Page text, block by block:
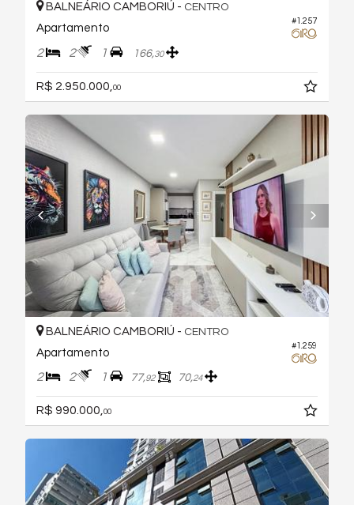
#1.257
BALNEÁRIO CAMBORIÚ - CENTRO
Apartamento
2 2 1 166,30
R$ 2.950.000, 00
#1.259
BALNEÁRIO CAMBORIÚ - CENTRO
Apartamento
2 2 1 77,92 70,24
R$ 990.000, 00